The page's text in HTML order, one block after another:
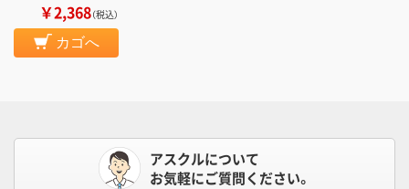
￥2,368（税込）
カゴへ
アスクルについて
お気軽にご質問ください。